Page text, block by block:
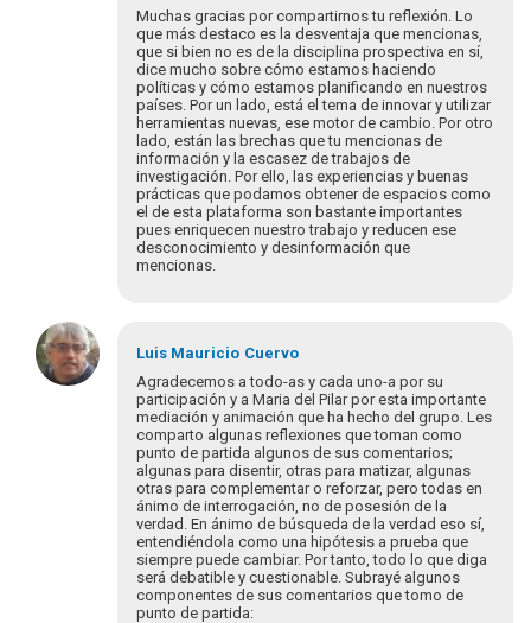
Muchas gracias por compartirnos tu reflexión. Lo
que más destaco es la desventaja que mencionas,
que si bien no es de la disciplina prospectiva en sí,
dice mucho sobre cómo estamos haciendo
políticas y cómo estamos planificando en nuestros
países. Por un lado, está el tema de innovar y utilizar
herramientas nuevas, ese motor de cambio. Por otro
lado, están las brechas que tu mencionas de
información y la escasez de trabajos de
investigación. Por ello, las experiencias y buenas
prácticas que podamos obtener de espacios como
el de esta plataforma son bastante importantes
pues enriquecen nuestro trabajo y reducen ese
desconocimiento y desinformación que
mencionas.
Luis Mauricio Cuervo
Agradecemos a todo-as y cada uno-a por su
participación y a Maria del Pilar por esta importante
mediación y animación que ha hecho del grupo. Les
comparto algunas reflexiones que toman como
punto de partida algunos de sus comentarios;
algunas para disentir, otras para matizar, algunas
otras para complementar o reforzar, pero todas en
ánimo de interrogación, no de posesión de la
verdad. En ánimo de búsqueda de la verdad eso sí,
entendiéndola como una hipótesis a prueba que
siempre puede cambiar. Por tanto, todo lo que diga
será debatible y cuestionable. Subrayé algunos
componentes de sus comentarios que tomo de
punto de partida: